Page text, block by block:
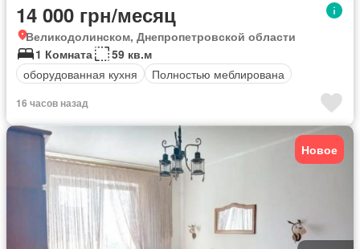
14 000 грн/месяц
Великодолинском, Днепропетровской области
1 Комната
59 кв.м
оборудованная кухня
Полностью меблирована
16 часов назад
Новое